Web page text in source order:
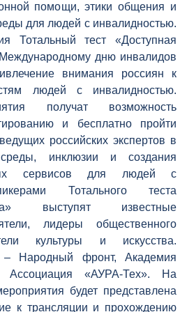
помощи, этики общения и
для людей с инвалидностью.
Тотальный тест «Доступная
дню инвалидов
внимания россиян к
людей с инвалидностью.
получат возможность
и бесплатно пройти
российских экспертов в
инклюзии и создания
сервисов для людей с
Тотального теста
выступят известные
лидеры общественного
культуры и искусства.
– Народный фронт, Академия
Ассоциация «АУРА-Тех». На
будет представлена
к трансляции и прохождению